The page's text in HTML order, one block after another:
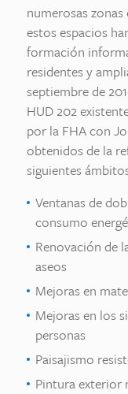
numerosas
estos espacios
formación
residentes y
septiembre de
HUD 202
por la FHA con
obtenidos de la
siguientes
Ventanas de
consumo
Renovación de
aseos
Mejoras en
Mejoras en los
personas
Paisajismo
Pintura exterior